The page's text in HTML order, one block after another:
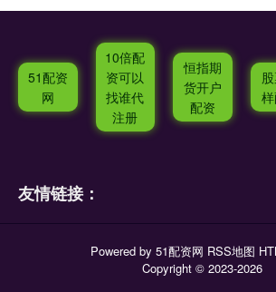
51配资
网
10倍配
资可以
找谁代
注册
恒指期
货开户
配资
友情链接：
Powered by51配资网 RSS地图
Copyright© 2023-2026